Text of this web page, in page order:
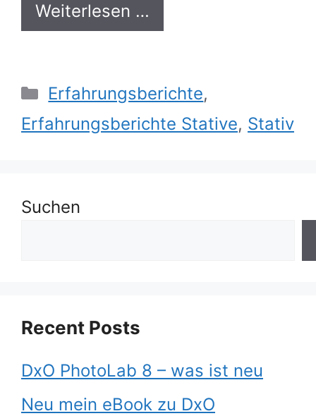
Weiterlesen …
Kategorien
Erfahrungsberichte,
Erfahrungsberichte Stative, Stativ
Suchen
Recent Posts
DxO PhotoLab 8 – was ist neu
Neu mein eBook zu DxO